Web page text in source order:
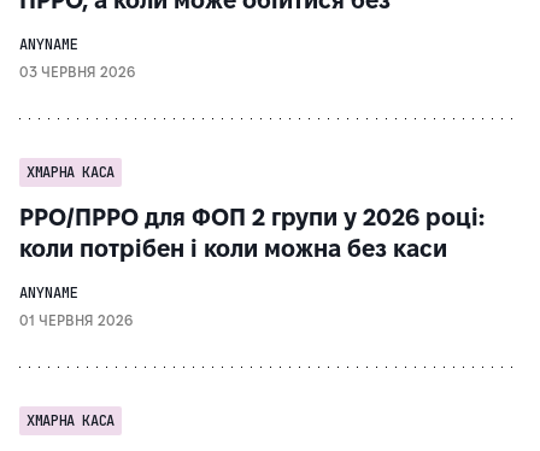
ANYNAME
03 ЧЕРВНЯ 2026
ХМАРНА КАСА
РРО/ПРРО для ФОП 2 групи у 2026 році:
коли потрібен і коли можна без каси
ANYNAME
01 ЧЕРВНЯ 2026
ХМАРНА КАСА